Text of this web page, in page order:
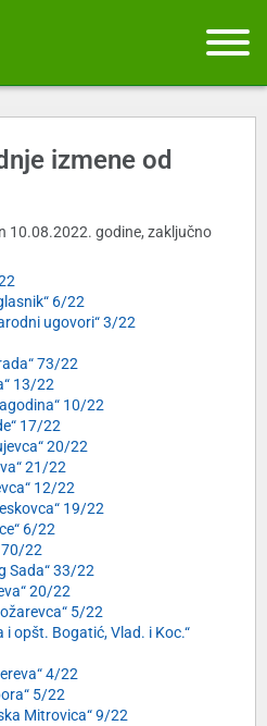
izmene od
10.08.2022. godine, zaključno
6/22
ugovori“ 3/22
73/22
13/22
10/22
17/22
20/22
21/22
12/22
19/22
6/22
70/22
Sada“ 33/22
20/22
5/22
i opšt. Bogatić, Vlad. i Koc.“
4/22
5/22
Mitrovica“ 9/22